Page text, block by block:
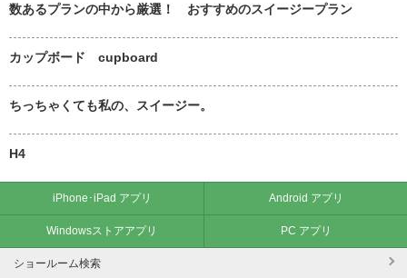
数あるプランの中から厳選！ おすすめのスイージープラン
カップボード cupboard
ちっちゃくても私の、スイージー。
H4
iPhone･iPad アプリ Android アプリ
Windowsストアアプリ PC アプリ
ショールーム検索